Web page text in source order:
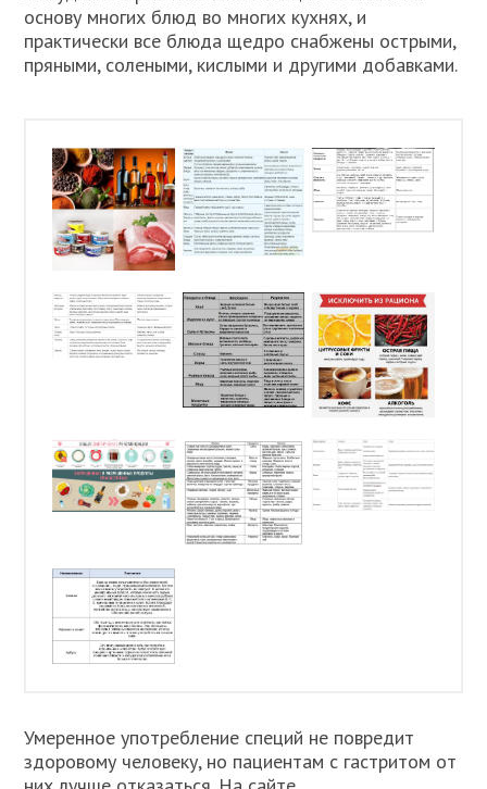
основу многих блюд во многих кухнях, и
практически все блюда щедро снабжены острыми,
пряными, солеными, кислыми и другими добавками.
Умеренное употребление специй не повредит
здоровому человеку, но пациентам с гастритом от